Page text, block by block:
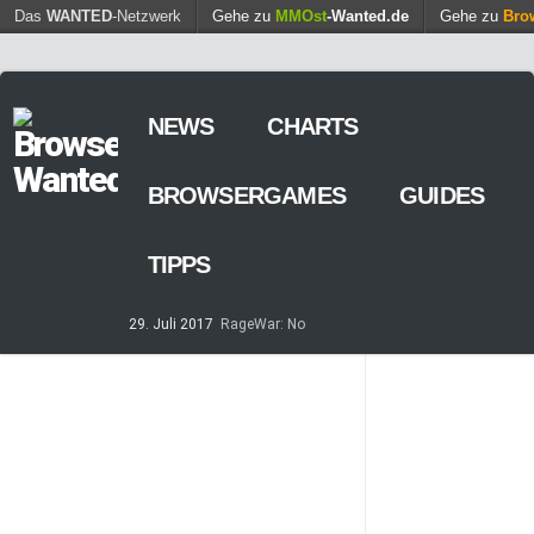
Das WANTED-Netzwerk Gehe zu MMOst-Wanted.de Gehe zu
NEWS CHARTS
BROWSERGAMES GUIDES
TIPPS
29. Juli 2017
RageWar: No
Find out more. Okay, thanks